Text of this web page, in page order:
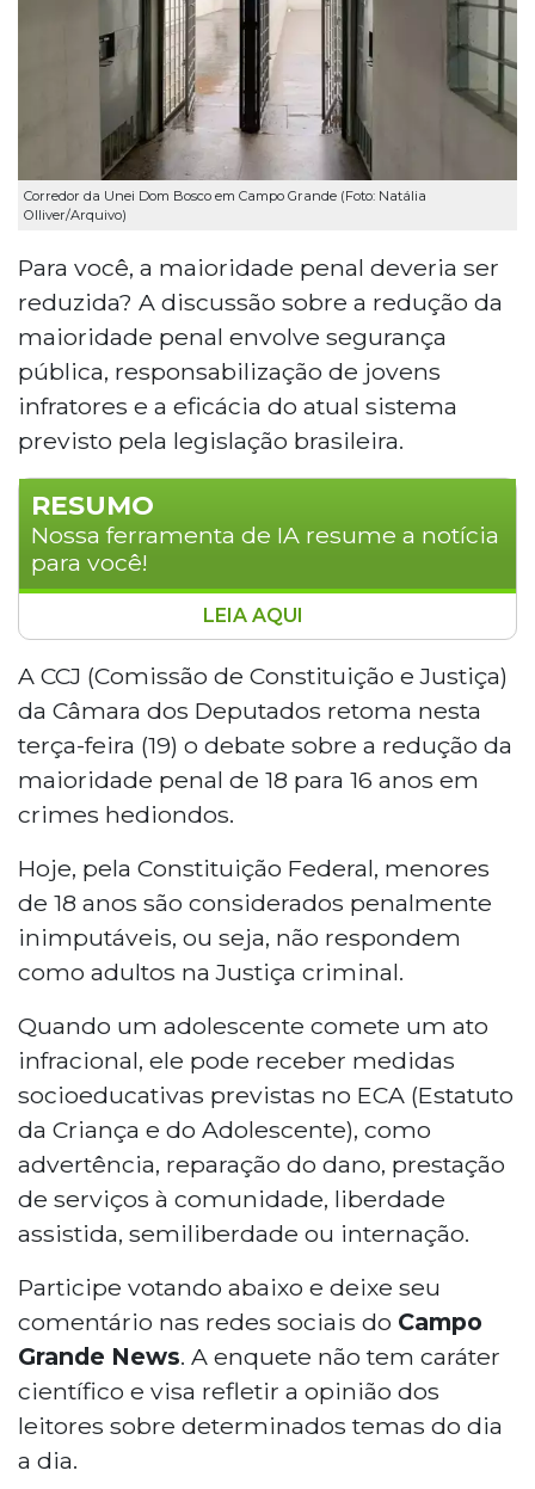
Corredor da Unei Dom Bosco em Campo Grande (Foto: Natália
Olliver/Arquivo)
Para você, a maioridade penal deveria ser
reduzida? A discussão sobre a redução da
maioridade penal envolve segurança
pública, responsabilização de jovens
infratores e a eficácia do atual sistema
previsto pela legislação brasileira.
RESUMO
Nossa ferramenta de IA resume a notícia
para você!
A CCJ da Câmara dos Deputados retoma nesta
terça-feira (19) o debate sobre a redução da
maioridade penal de 18 para 16 anos em crimes
hediondos. Pela Constituição Federal, menores
de 18 anos são penalmente inimputáveis e,
quando cometem infrações, podem receber
medidas socioeducativas previstas no ECA,
comunidade ou internação.
LEIA AQUI
A CCJ (Comissão de Constituição e Justiça)
da Câmara dos Deputados retoma nesta
terça-feira (19) o debate sobre a redução da
maioridade penal de 18 para 16 anos em
crimes hediondos.
Hoje, pela Constituição Federal, menores
de 18 anos são considerados penalmente
inimputáveis, ou seja, não respondem
como adultos na Justiça criminal.
Quando um adolescente comete um ato
infracional, ele pode receber medidas
socioeducativas previstas no ECA (Estatuto
da Criança e do Adolescente), como
advertência, reparação do dano, prestação
de serviços à comunidade, liberdade
assistida, semiliberdade ou internação.
Participe votando abaixo e deixe seu
comentário nas redes sociais do Campo
Grande News. A enquete não tem caráter
científico e visa refletir a opinião dos
leitores sobre determinados temas do dia
a dia.